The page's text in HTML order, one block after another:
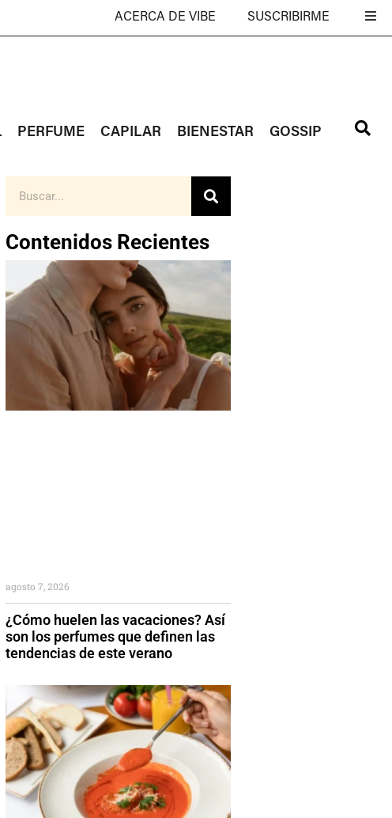
ACERCA DE VIBE SUSCRIBIRME
PERFUME CAPILAR BIENESTAR GOSSIP
Contenidos Recientes
¿Cómo huelen las vacaciones? Así
son los perfumes que definen las
tendencias de este verano
agosto 7, 2026